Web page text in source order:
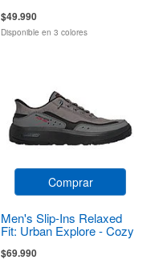
$49.990
Disponible en 3 colores
Comprar
Men's Slip-Ins Relaxed
Fit: Urban Explore - Cozy
$69.990